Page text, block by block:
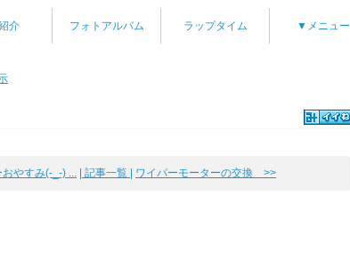
介 フォトアルバム ラップタイム ▼メニュー
やすみ(-_-) ... | 記事一覧 | ワイパーモーターの交換 >>